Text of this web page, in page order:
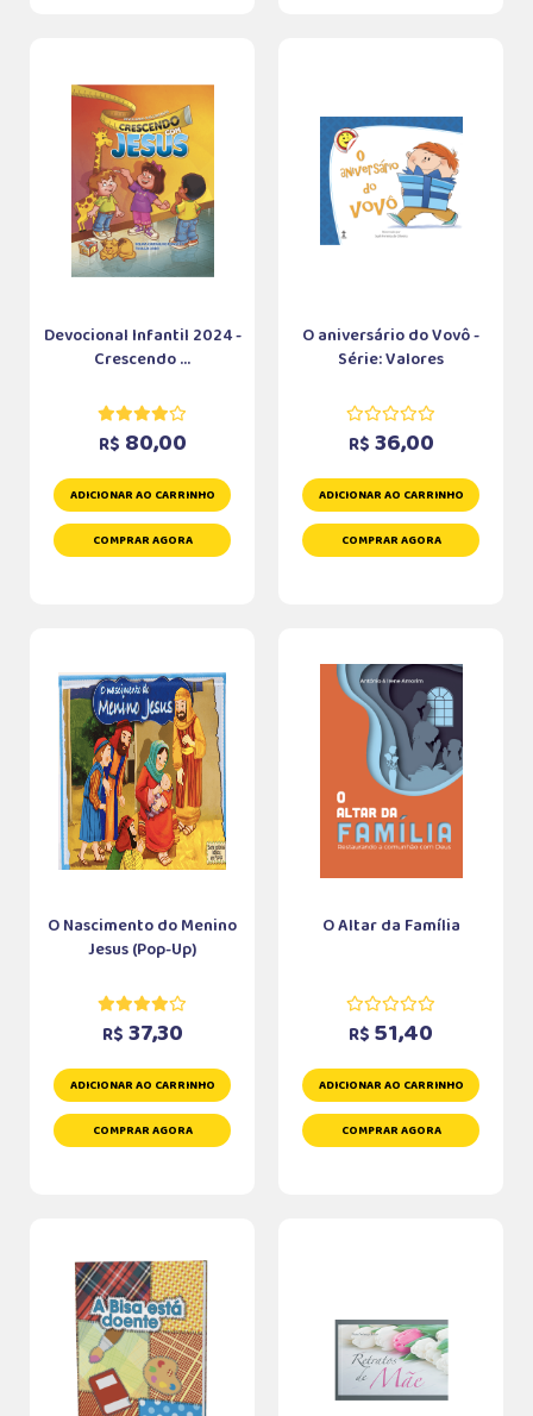
Devocional Infantil 2024 -
Crescendo ...
R$ 80,00
ADICIONAR AO CARRINHO
COMPRAR AGORA
O aniversário do Vovô -
Série: Valores
R$ 36,00
ADICIONAR AO CARRINHO
COMPRAR AGORA
O Nascimento do Menino
Jesus (Pop-Up)
R$ 37,30
ADICIONAR AO CARRINHO
COMPRAR AGORA
O Altar da Família
R$ 51,40
ADICIONAR AO CARRINHO
COMPRAR AGORA